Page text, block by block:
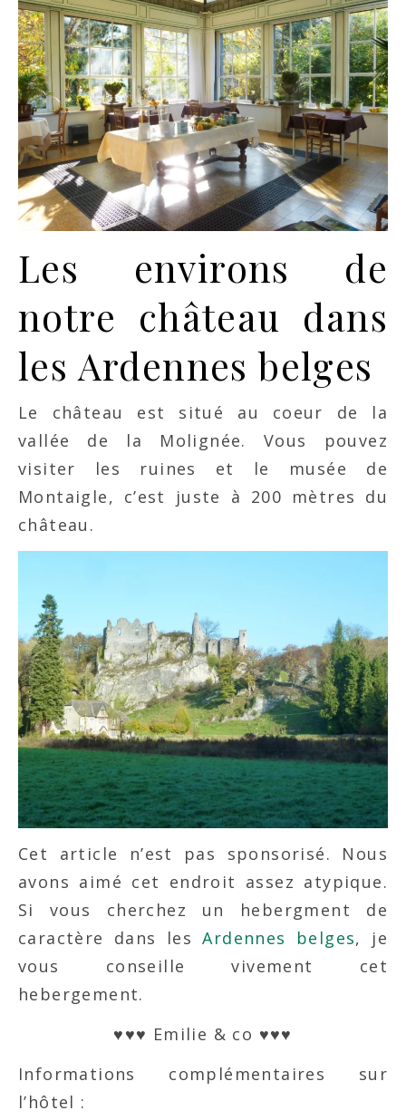
Les environs de
notre château dans
les Ardennes belges
Le château est situé au coeur de la
vallée de la Molignée. Vous pouvez
visiter les ruines et le musée de
Montaigle, c’est juste à 200 mètres du
château.
Cet article n’est pas sponsorisé. Nous
avons aimé cet endroit assez atypique.
Si vous cherchez un hebergment de
caractère dans lesArdennes belges, je
vous conseille vivement cet
hebergement.
♥♥♥ Emilie & co ♥♥♥
Informations complémentaires sur
l’hôtel :